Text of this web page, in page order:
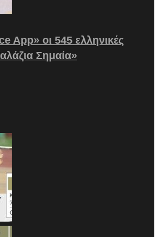
App» οι 545 ελληνικές
Σημαία»